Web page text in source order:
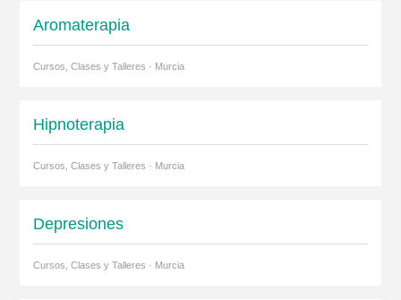
Aromaterapia
Cursos, Clases y Talleres · Murcia
Hipnoterapia
Cursos, Clases y Talleres · Murcia
Depresiones
Cursos, Clases y Talleres · Murcia